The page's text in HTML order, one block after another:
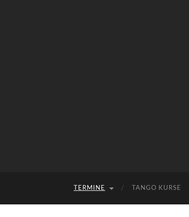
TERMINE TANGO KURSE